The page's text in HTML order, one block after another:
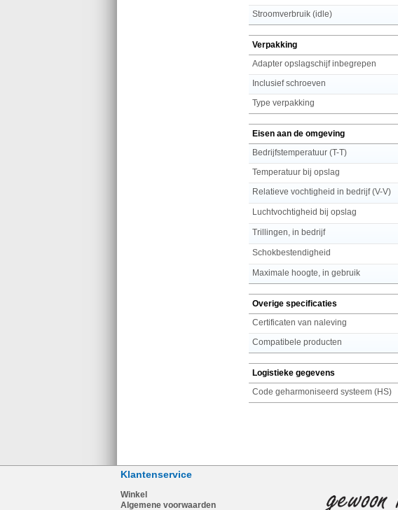
Stroomverbruik (idle)
Verpakking
Adapter opslagschijf inbegrepen
Inclusief schroeven
Type verpakking
Eisen aan de omgeving
Bedrijfstemperatuur (T-T)
Temperatuur bij opslag
Relatieve vochtigheid in bedrijf (V-V)
Luchtvochtigheid bij opslag
Trillingen, in bedrijf
Schokbestendigheid
Maximale hoogte, in gebruik
Overige specificaties
Certificaten van naleving
Compatibele producten
Logistieke gegevens
Code geharmoniseerd systeem (HS)
Klantenservice
Winkel
Algemene voorwaarden